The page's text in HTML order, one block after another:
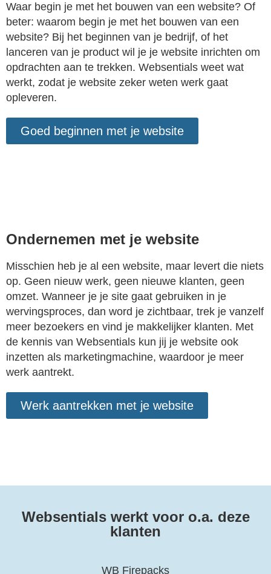
Waar begin je met het bouwen van een website? Of
beter: waarom begin je met het bouwen van een
website? Bij het beginnen van je bedrijf, of het
lanceren van je product wil je je website inrichten om
opdrachten aan te trekken. Websentials weet wat
werkt, zodat je website zeker weten werk gaat
opleveren.
Goed beginnen met je website
Ondernemen met je website
Misschien heb je al een website, maar levert die niets
op. Geen nieuw werk, geen nieuwe klanten, geen
omzet. Wanneer je je site gaat gebruiken in je
wervingsproces, dan word je zichtbaar, trek je vanzelf
meer bezoekers en vind je makkelijker klanten. Met
de kennis van Websentials kun jij je website ook
inzetten als marketingmachine, waardoor je meer
werk aantrekt.
Werk aantrekken met je website
Websentials werkt voor o.a. deze
klanten
WB Firepacks